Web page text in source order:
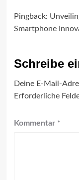
Pingback:
Smartphone
Schreibe
Deine E-Mail-
Erforderliche
Kommentar *